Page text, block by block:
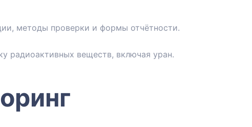
методы проверки и формы отчётности.
радиоактивных веществ, включая уран.